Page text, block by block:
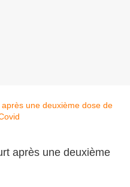
après une deuxième